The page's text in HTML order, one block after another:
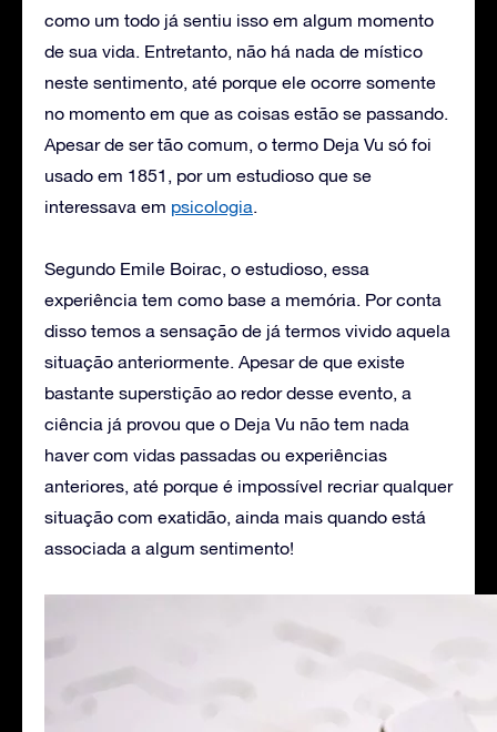
como um todo já sentiu isso em algum momento
de sua vida. Entretanto, não há nada de místico
neste sentimento, até porque ele ocorre somente
no momento em que as coisas estão se passando.
Apesar de ser tão comum, o termo Deja Vu só foi
usado em 1851, por um estudioso que se
interessava em psicologia.
Segundo Emile Boirac, o estudioso, essa
experiência tem como base a memória. Por conta
disso temos a sensação de já termos vivido aquela
situação anteriormente. Apesar de que existe
bastante superstição ao redor desse evento, a
ciência já provou que o Deja Vu não tem nada
haver com vidas passadas ou experiências
anteriores, até porque é impossível recriar qualquer
situação com exatidão, ainda mais quando está
associada a algum sentimento!